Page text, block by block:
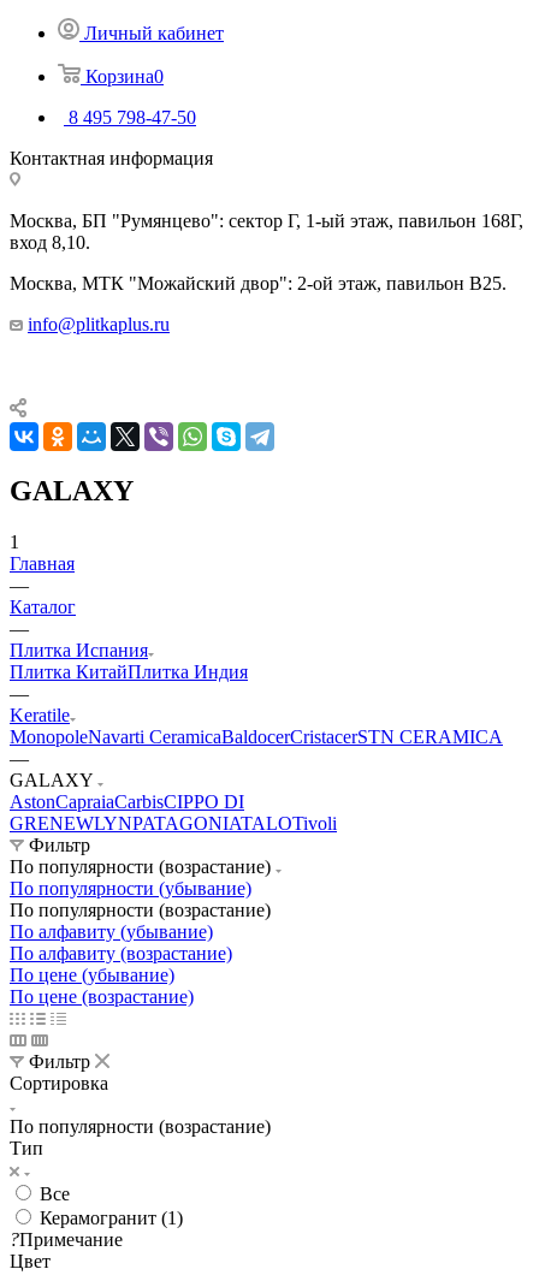
Личный кабинет
Корзина0
8 495 798-47-50
Контактная информация
Москва, БП "Румянцево": сектор Г, 1-ый этаж, павильон 168Г,
вход 8,10.
Москва, МТК "Можайский двор": 2-ой этаж, павильон В25.
info@plitkaplus.ru
GALAXY
1
Главная
—
Каталог
—
Плитка Испания
Плитка КитайПлитка Индия
—
Keratile
MonopoleNavarti CeramicaBaldocerCristacerSTN CERAMICA
—
GALAXY
AstonCapraiaCarbisCIPPO DI
GRENEWLYNPATAGONIATALOTivoli
Фильтр
По популярности (возрастание)
По популярности (убывание)
По популярности (возрастание)
По алфавиту (убывание)
По алфавиту (возрастание)
По цене (убывание)
По цене (возрастание)
Фильтр
Сортировка
По популярности (возрастание)
Тип
Все
Керамогранит (1)
?Примечание
Цвет